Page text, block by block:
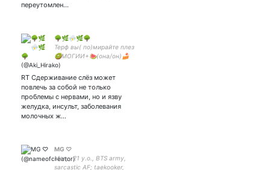
переутомлен…
🌳🌿⛈🌿🌳
Терф вы( по)мирайте плез
🥝МОГИИ+🍉(она/он)🍰
Транс-флюидн_ая🍌
#ЧитаюВзаимно тперсон и
RT Сдерживание слёз может
повлечь за собой не только
проблемы с нервами, но и язву
желудка, инсульт, заболевания
молочных ж…
MG ♡
Mary, 21 y.o., BTS army,
sarcastic AF; taekooker,